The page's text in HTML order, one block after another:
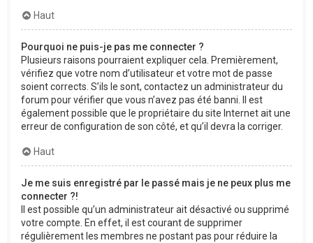
Haut
Pourquoi ne puis-je pas me connecter ?
Plusieurs raisons pourraient expliquer cela. Premièrement,
vérifiez que votre nom d’utilisateur et votre mot de passe
soient corrects. S’ils le sont, contactez un administrateur du
forum pour vérifier que vous n’avez pas été banni. Il est
également possible que le propriétaire du site Internet ait une
erreur de configuration de son côté, et qu’il devra la corriger.
Haut
Je me suis enregistré par le passé mais je ne peux plus me
connecter ?!
Il est possible qu’un administrateur ait désactivé ou supprimé
votre compte. En effet, il est courant de supprimer
régulièrement les membres ne postant pas pour réduire la